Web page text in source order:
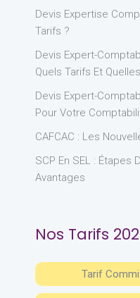
Devis Expertise
Tarifs ?
Devis Expert-
Quels Tarifs Et
Devis Expert-
Pour Votre
CAFCAC : Les
SCP En SEL : Étapes
Avantages
Nos Tarifs
Tarif